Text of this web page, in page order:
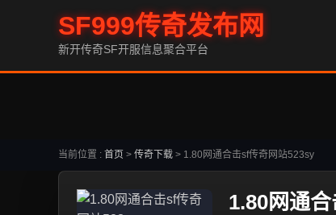
SF999传奇发布网
新开传奇SF开服信息聚合平台
当前位置 : 首页 > 传奇下载 > 1.80网通合击sf传奇网站523sy
1.80网通